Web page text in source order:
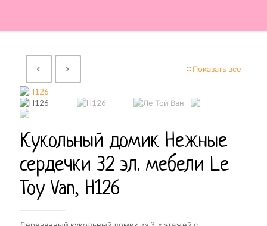
Показать все
Кукольный домик Нежные
сердечки 32 эл. мебели Le
Toy Van, H126